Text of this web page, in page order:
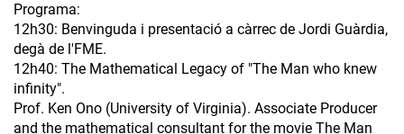
Programa:
12h30: Benvinguda i presentació a càrrec de Jordi Guàrdia,
degà de l'FME.
12h40: The Mathematical Legacy of "The Man who knew
infinity".
Prof. Ken Ono (University of Virginia). Associate Producer
and the mathematical consultant for the movie The Man